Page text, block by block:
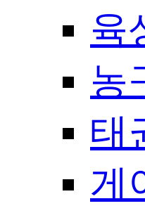
육
농
태
게